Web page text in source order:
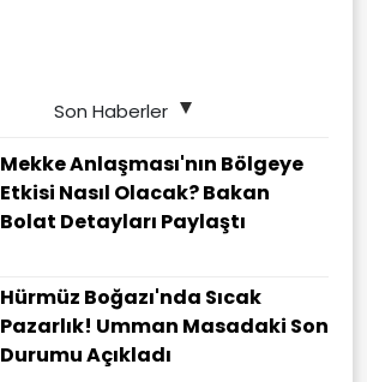
Son Haberler
Mekke Anlaşması'nın Bölgeye
Etkisi Nasıl Olacak? Bakan
Bolat Detayları Paylaştı
Hürmüz Boğazı'nda Sıcak
Pazarlık! Umman Masadaki Son
Durumu Açıkladı